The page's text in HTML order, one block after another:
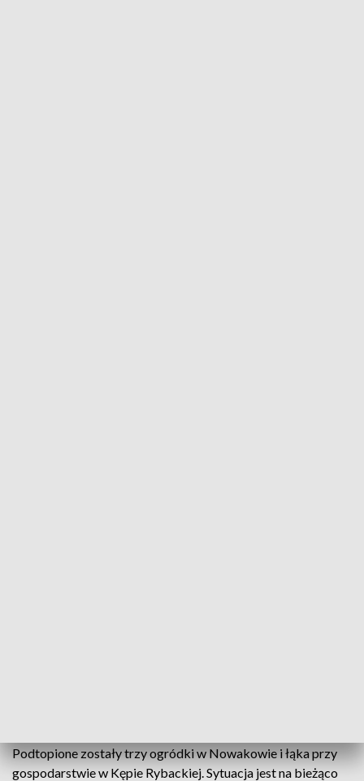
Podtopione zostały trzy ogródki w Nowakowie i łąka przy
gospodarstwie w Kępie Rybackiej. Sytuacja jest na bieżąco